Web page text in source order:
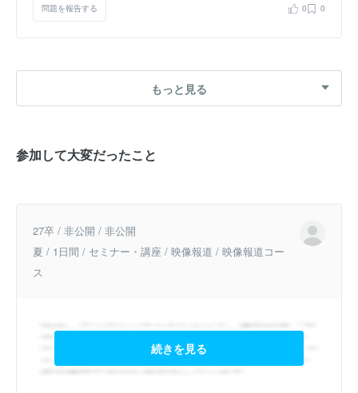
問題を報告する 0 0
もっと見る
参加して大変だったこと
27卒 / 非公開 / 非公開
夏 / 1日間 / セミナー・講座 / 映像報道 / 映像報道コー
ス
続きを見る